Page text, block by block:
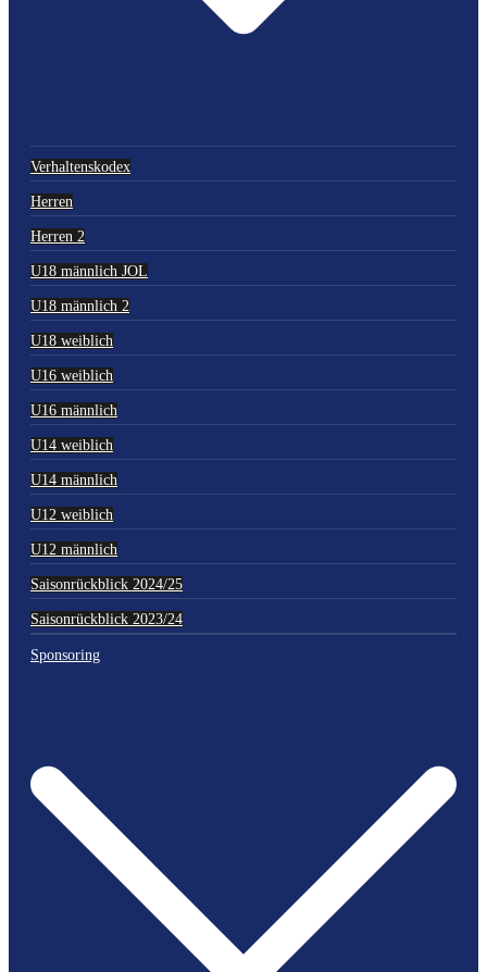
Verhaltenskodex
Herren
Herren 2
U18 männlich JOL
U18 männlich 2
U18 weiblich
U16 weiblich
U16 männlich
U14 weiblich
U14 männlich
U12 weiblich
U12 männlich
Saisonrückblick 2024/25
Saisonrückblick 2023/24
Sponsoring